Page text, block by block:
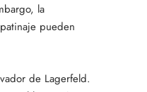
la
pueden
de Lagerfeld.